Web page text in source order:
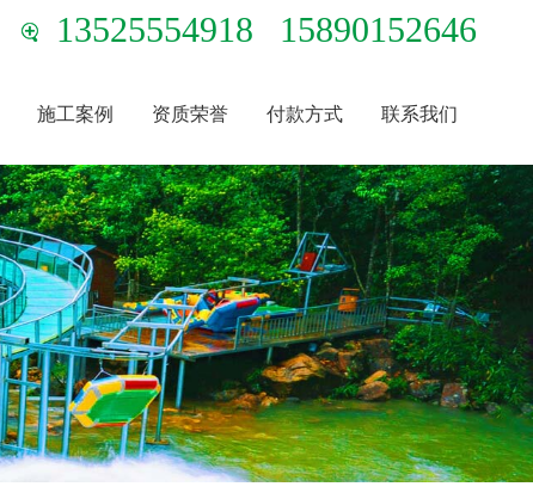
13525554918 15890152646
施工案例 资质荣誉 付款方式 联系我们